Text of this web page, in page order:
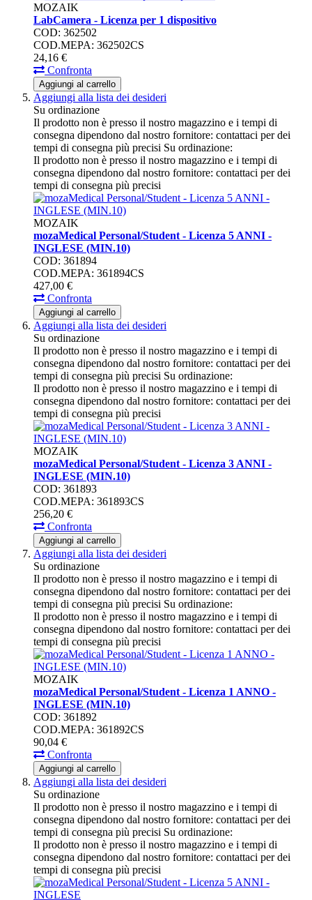
MOZAIK
LabCamera - Licenza per 1 dispositivo
COD: 362502
COD.MEPA: 362502CS
24,16 €
Confronta
Aggiungi al carrello
Aggiungi alla lista dei desideri
Su ordinazione
Il prodotto non è presso il nostro magazzino e i tempi di
consegna dipendono dal nostro fornitore: contattaci per dei
tempi di consegna più precisi Su ordinazione:
Il prodotto non è presso il nostro magazzino e i tempi di
consegna dipendono dal nostro fornitore: contattaci per dei
tempi di consegna più precisi
MOZAIK
mozaMedical Personal/Student - Licenza 5 ANNI -
INGLESE (MIN.10)
COD: 361894
COD.MEPA: 361894CS
427,00 €
Confronta
Aggiungi al carrello
Aggiungi alla lista dei desideri
Su ordinazione
Il prodotto non è presso il nostro magazzino e i tempi di
consegna dipendono dal nostro fornitore: contattaci per dei
tempi di consegna più precisi Su ordinazione:
Il prodotto non è presso il nostro magazzino e i tempi di
consegna dipendono dal nostro fornitore: contattaci per dei
tempi di consegna più precisi
MOZAIK
mozaMedical Personal/Student - Licenza 3 ANNI -
INGLESE (MIN.10)
COD: 361893
COD.MEPA: 361893CS
256,20 €
Confronta
Aggiungi al carrello
Aggiungi alla lista dei desideri
Su ordinazione
Il prodotto non è presso il nostro magazzino e i tempi di
consegna dipendono dal nostro fornitore: contattaci per dei
tempi di consegna più precisi Su ordinazione:
Il prodotto non è presso il nostro magazzino e i tempi di
consegna dipendono dal nostro fornitore: contattaci per dei
tempi di consegna più precisi
MOZAIK
mozaMedical Personal/Student - Licenza 1 ANNO -
INGLESE (MIN.10)
COD: 361892
COD.MEPA: 361892CS
90,04 €
Confronta
Aggiungi al carrello
Aggiungi alla lista dei desideri
Su ordinazione
Il prodotto non è presso il nostro magazzino e i tempi di
consegna dipendono dal nostro fornitore: contattaci per dei
tempi di consegna più precisi Su ordinazione:
Il prodotto non è presso il nostro magazzino e i tempi di
consegna dipendono dal nostro fornitore: contattaci per dei
tempi di consegna più precisi